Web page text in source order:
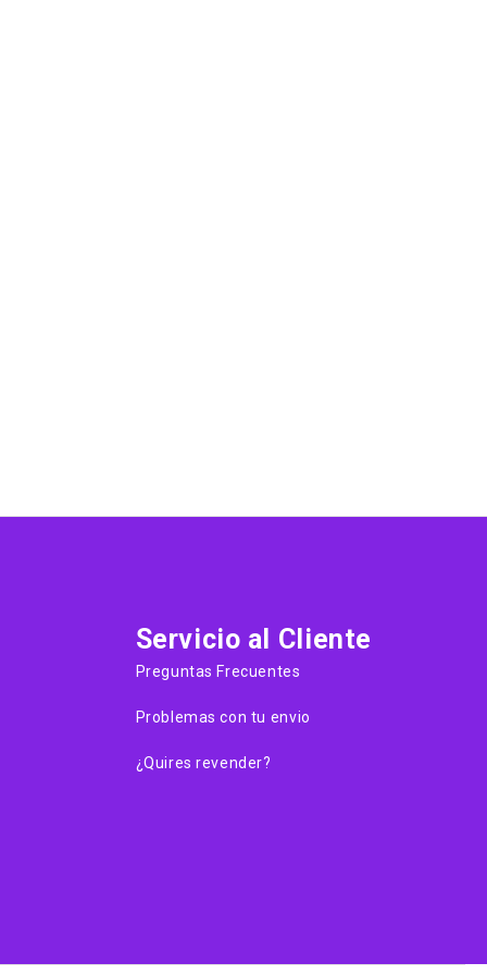
Servicio al Cliente
Preguntas Frecuentes
Problemas con tu envio
¿Quires revender?